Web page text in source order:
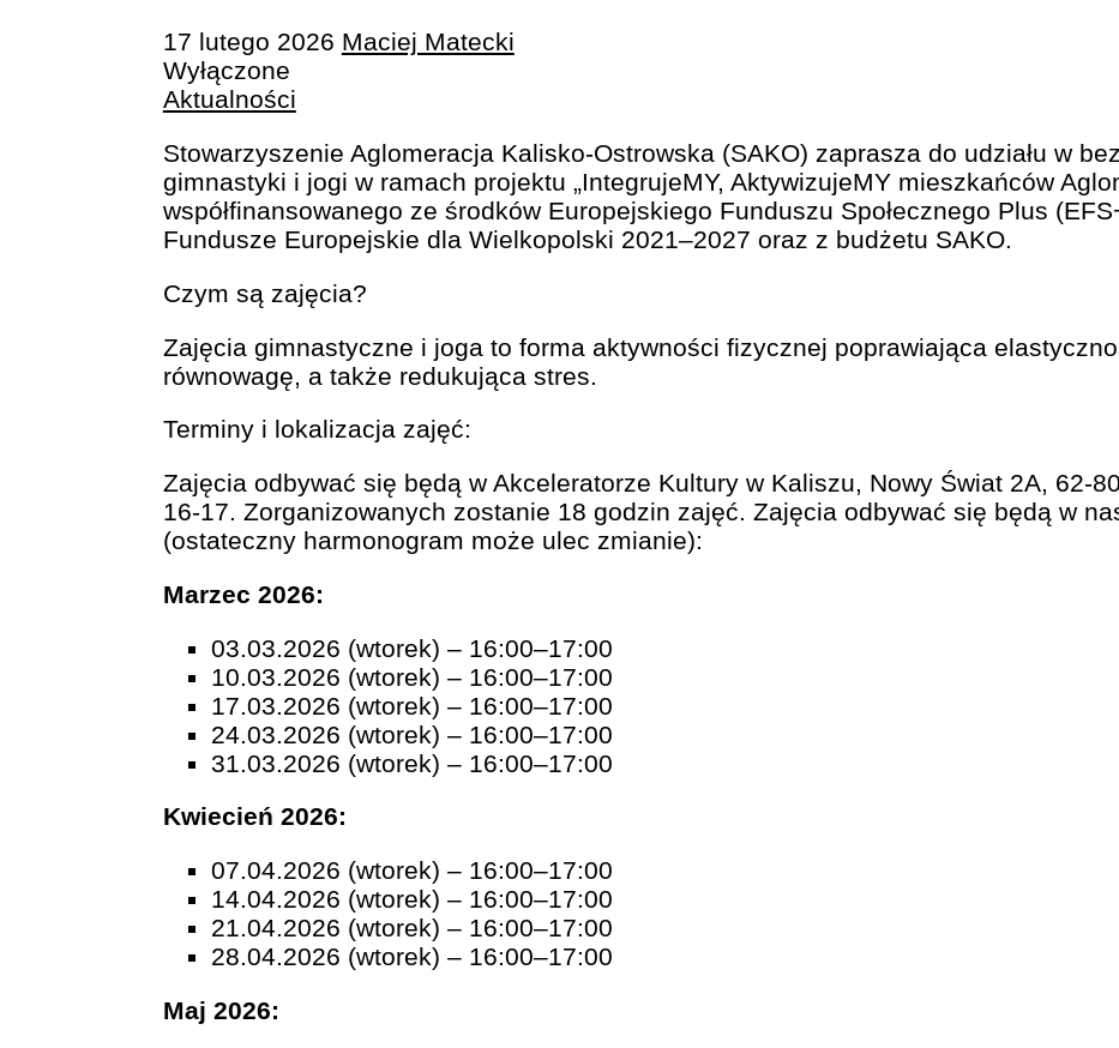
17 lutego 2026 Maciej Matecki
Wyłączone
Aktualności
Stowarzyszenie Aglomeracja Kalisko-Ostrowska (SAKO) zaprasza do udziału w
gimnastyki i jogi w ramach projektu „IntegrujeMY, AktywizujeMY mieszkańców
współfinansowanego ze środków Europejskiego Funduszu Społecznego Plus
Fundusze Europejskie dla Wielkopolski 2021–2027 oraz z budżetu SAKO.
Czym są zajęcia?
Zajęcia gimnastyczne i joga to forma aktywności fizycznej poprawiająca
równowagę, a także redukująca stres.
Terminy i lokalizacja zajęć:
Zajęcia odbywać się będą w Akceleratorze Kultury w Kaliszu, Nowy Świat 2A, 62-
16-17. Zorganizowanych zostanie 18 godzin zajęć. Zajęcia odbywać się będą w
(ostateczny harmonogram może ulec zmianie):
Marzec 2026:
03.03.2026 (wtorek) – 16:00–17:00
10.03.2026 (wtorek) – 16:00–17:00
17.03.2026 (wtorek) – 16:00–17:00
24.03.2026 (wtorek) – 16:00–17:00
31.03.2026 (wtorek) – 16:00–17:00
Kwiecień 2026:
07.04.2026 (wtorek) – 16:00–17:00
14.04.2026 (wtorek) – 16:00–17:00
21.04.2026 (wtorek) – 16:00–17:00
28.04.2026 (wtorek) – 16:00–17:00
Maj 2026: